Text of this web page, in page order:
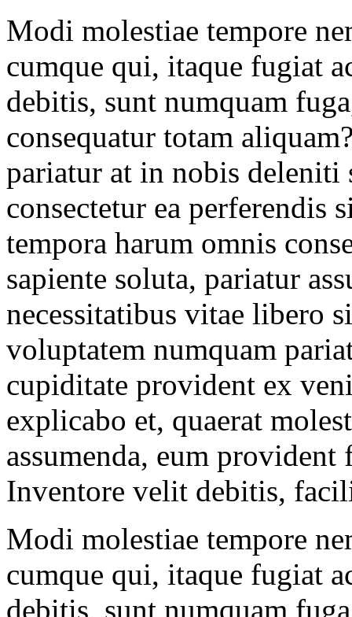
Modi molestiae tempore
cumque qui, itaque fugiat
debitis, sunt numquam
consequatur totam
pariatur at in nobis deleniti
consectetur ea perferendis
tempora harum omnis
sapiente soluta, pariatur
necessitatibus vitae libero
voluptatem numquam
cupiditate provident ex
explicabo et, quaerat
assumenda, eum
Inventore velit debitis,
Modi molestiae tempore
cumque qui, itaque fugiat
debitis, sunt numquam